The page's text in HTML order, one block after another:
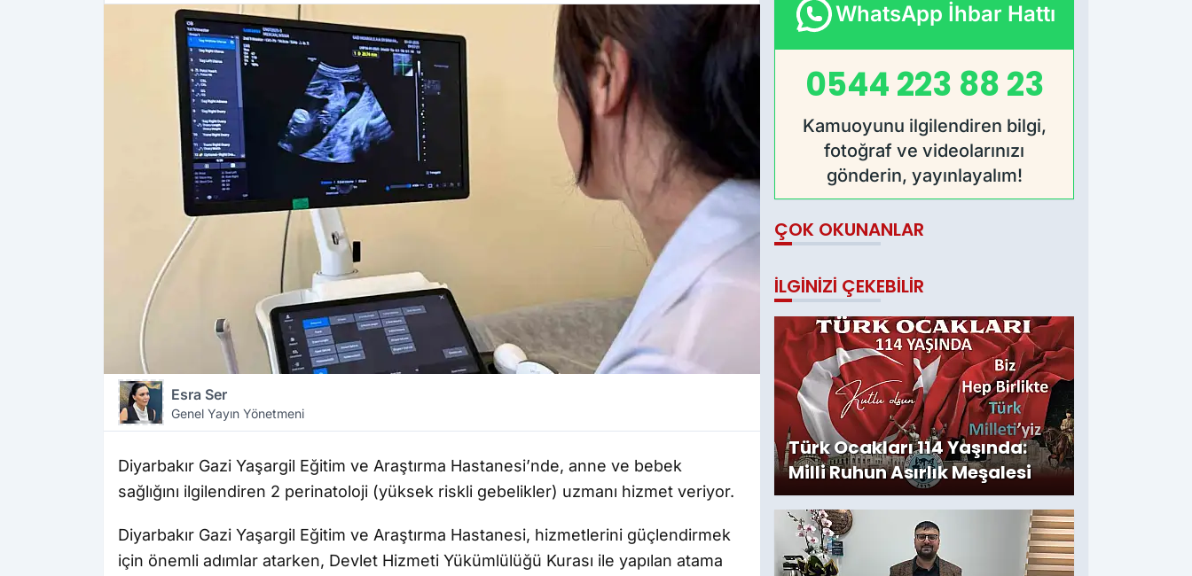
Esra Ser
Genel Yayın Yönetmeni
Diyarbakır Gazi Yaşargil Eğitim ve Araştırma Hastanesi’nde, anne ve bebek
sağlığını ilgilendiren 2 perinatoloji (yüksek riskli gebelikler) uzmanı hizmet veriyor.
Diyarbakır Gazi Yaşargil Eğitim ve Araştırma Hastanesi, hizmetlerini güçlendirmek
için önemli adımlar atarken, Devlet Hizmeti Yükümlülüğü Kurası ile yapılan atama
WhatsApp İhbar Hattı
0544 223 88 23
Kamuoyunu ilgilendiren bilgi,
fotoğraf ve videolarınızı
gönderin, yayınlayalım!
ÇOK OKUNANLAR
İLGINIZI ÇEKEBILIR
Türk Ocakları 114 Yaşında:
Milli Ruhun Asırlık Meşalesi